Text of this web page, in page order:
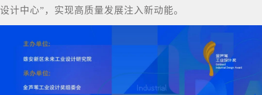
设计中心”，实现高质量发展注入新动能。